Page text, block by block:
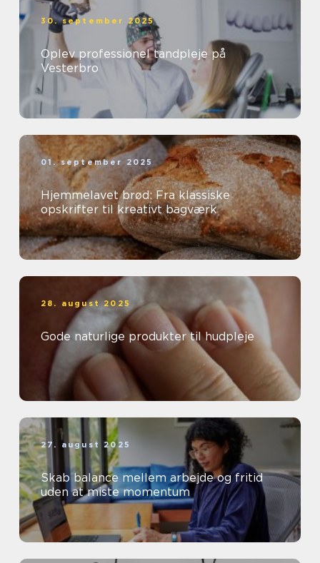
30. september 2025
Oplev professionel tandpleje på
Vesterbro
01. september 2025
Hjemmelavet brød: Fra klassiske
opskrifter til kreativt bagværk
28. august 2025
Gode naturlige produkter til hudpleje
27. august 2025
Skab balance mellem arbejde og fritid
uden at miste momentum